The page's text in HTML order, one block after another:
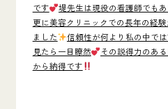
です
堤先生は現役の看護師でも
更に美容クリニックでの長年の経
ました
信頼性が何より私の中で
見たら一目瞭然
その説得力のあ
から納得です